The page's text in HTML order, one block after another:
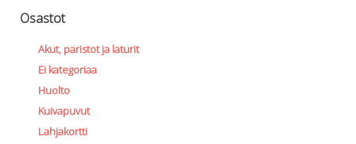
Osastot
Akut, paristot ja laturit
Ei kategoriaa
Huolto
Kuivapuvut
Lahjakortti